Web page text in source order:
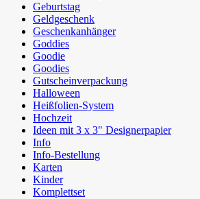
Geburtstag
Geldgeschenk
Geschenkanhänger
Goddies
Goodie
Goodies
Gutscheinverpackung
Halloween
Heißfolien-System
Hochzeit
Ideen mit 3 x 3" Designerpapier
Info
Info-Bestellung
Karten
Kinder
Komplettset